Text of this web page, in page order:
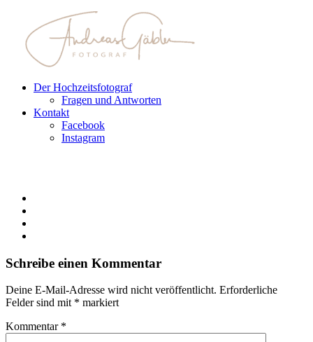
Der Hochzeitsfotograf
Fragen und Antworten
Kontakt
Facebook
Instagram
Schreibe einen Kommentar
Deine E-Mail-Adresse wird nicht veröffentlicht. Erforderliche
Felder sind mit * markiert
Kommentar *